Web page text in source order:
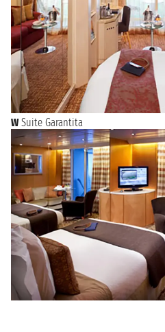
W Suite Garantita